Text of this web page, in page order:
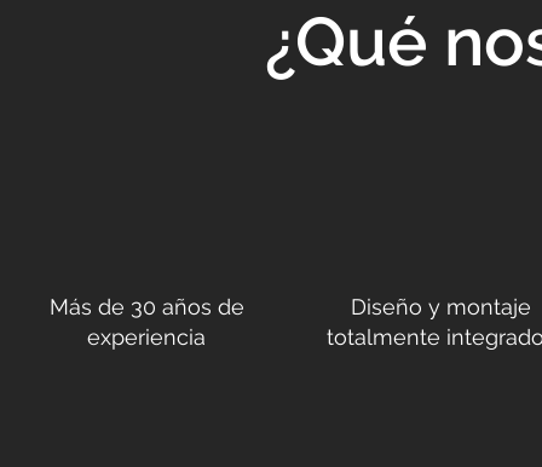
¿Qué
Más de 30 años de
experiencia
Diseño y montaje
totalmente